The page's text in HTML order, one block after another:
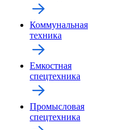
Коммунальная
техника
Емкостная
спецтехника
Промысловая
спецтехника